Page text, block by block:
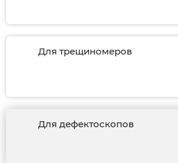
Для трещиномеров
Для дефектоскопов